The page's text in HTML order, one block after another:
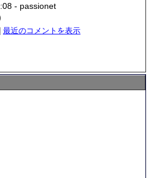
- passionet
| 最近のコメントを表示